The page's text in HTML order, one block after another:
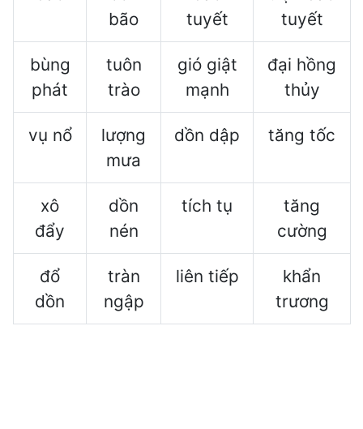
bão
tuyết
tuyết
bùng
phát
tuôn
trào
gió giật
mạnh
đại hồng
thủy
vụ nổ
lượng
mưa
dồn dập tăng tốc
xô
đẩy
dồn
nén
tích tụ
tăng
cường
đổ
dồn
tràn
ngập
liên tiếp
khẩn
trương